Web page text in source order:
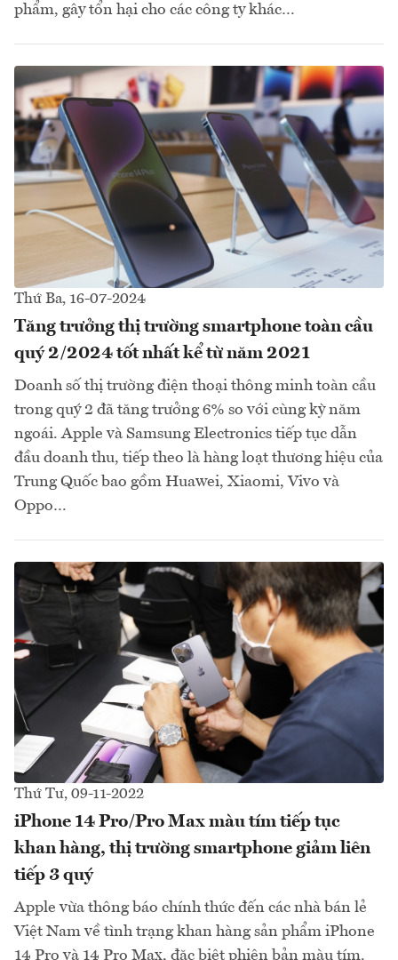
phẩm, gây tổn hại cho các công ty khác…
Thứ Ba, 16-07-2024
Tăng trưởng thị trường smartphone toàn cầu
quý 2/2024 tốt nhất kể từ năm 2021
Doanh số thị trường điện thoại thông minh toàn cầu
trong quý 2 đã tăng trưởng 6% so với cùng kỳ năm
ngoái. Apple và Samsung Electronics tiếp tục dẫn
đầu doanh thu, tiếp theo là hàng loạt thương hiệu của
Trung Quốc bao gồm Huawei, Xiaomi, Vivo và
Oppo…
Thứ Tư, 09-11-2022
iPhone 14 Pro/Pro Max màu tím tiếp tục
khan hàng, thị trường smartphone giảm liên
tiếp 3 quý
Apple vừa thông báo chính thức đến các nhà bán lẻ
Việt Nam về tình trạng khan hàng sản phẩm iPhone
14 Pro và 14 Pro Max, đặc biệt phiên bản màu tím.